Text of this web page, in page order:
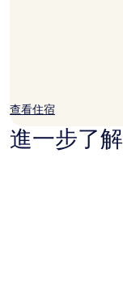
查看住宿
進一步了